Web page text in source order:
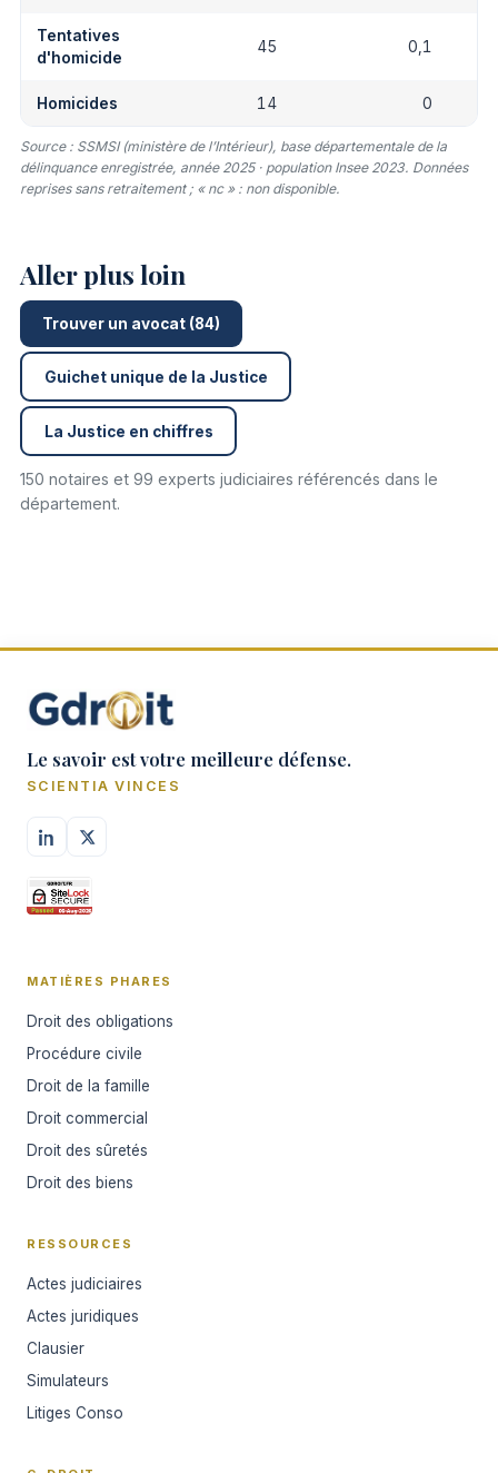
Tentatives
d'homicide
45 0,1
Homicides 14 0
Source : SSMSI (ministère de l’Intérieur), base départementale de la
délinquance enregistrée, année 2025 · population Insee 2023. Données
reprises sans retraitement ; « nc » : non disponible.
Aller plus loin
Trouver un avocat (84)
Guichet unique de la Justice
La Justice en chiffres
150 notaires et 99 experts judiciaires référencés dans le
département.
Le savoir est votre meilleure défense.
SCIENTIA VINCES
MATIÈRES PHARES
Droit des obligations
Procédure civile
Droit de la famille
Droit commercial
Droit des sûretés
Droit des biens
RESSOURCES
Actes judiciaires
Actes juridiques
Clausier
Simulateurs
Litiges Conso